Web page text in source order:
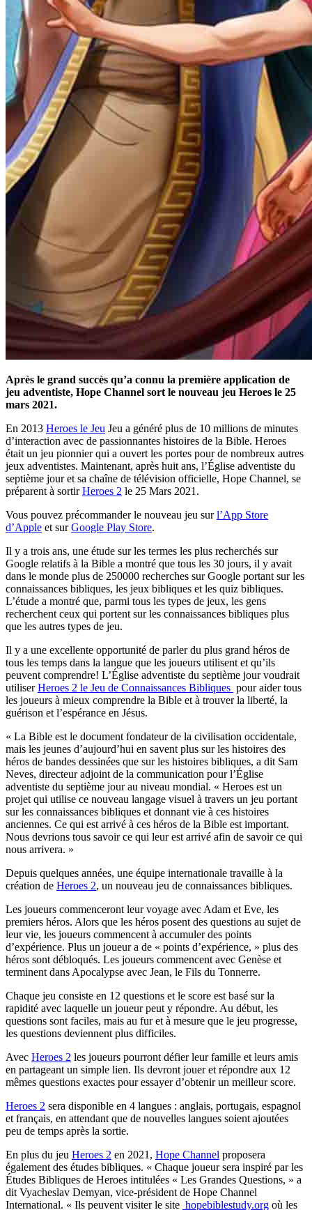
Après le grand succès qu’a connu la première application de
jeu adventiste, Hope Channel sort le nouveau jeu Heroes le 25
mars 2021.
En 2013 Heroes le Jeu Jeu a généré plus de 10 millions de minutes
d’interaction avec de passionnantes histoires de la Bible. Heroes
était un jeu pionnier qui a ouvert les portes pour de nombreux autres
jeux adventistes. Maintenant, après huit ans, l’Église adventiste du
septième jour et sa chaîne de télévision officielle, Hope Channel, se
préparent à sortirHeroes 2 le 25 Mars 2021.
Vous pouvez précommander le nouveau jeu surl’App Store
d’Apple et surGoogle Play Store.
Il y a trois ans, une étude sur les termes les plus recherchés sur
Google relatifs à la Bible a montré que tous les 30 jours, il y avait
dans le monde plus de 250000 recherches sur Google portant sur les
connaissances bibliques, les jeux bibliques et les quiz bibliques.
L’étude a montré que, parmi tous les types de jeux, les gens
recherchent ceux qui portent sur les connaissances bibliques plus
que les autres types de jeu.
Il y a une excellente opportunité de parler du plus grand héros de
tous les temps dans la langue que les joueurs utilisent et qu’ils
peuvent comprendre! L’Église adventiste du septième jour voudrait
utiliserHeroes 2 le Jeu de Connaissances Bibliques pour aider tous
les joueurs à mieux comprendre la Bible et à trouver la liberté, la
guérison et l’espérance en Jésus.
« La Bible est le document fondateur de la civilisation occidentale,
mais les jeunes d’aujourd’hui en savent plus sur les histoires des
héros de bandes dessinées que sur les histoires bibliques, a dit Sam
Neves, directeur adjoint de la communication pour l’Église
adventiste du septième jour au niveau mondial. « Heroes est un
projet qui utilise ce nouveau langage visuel à travers un jeu portant
sur les connaissances bibliques et donnant vie à ces histoires
anciennes. Ce qui est arrivé à ces héros de la Bible est important.
Nous devrions tous savoir ce qui leur est arrivé afin de savoir ce qui
nous arrivera. »
Depuis quelques années, une équipe internationale travaille à la
création de Heroes 2, un nouveau jeu de connaissances bibliques.
Les joueurs commenceront leur voyage avec Adam et Eve, les
premiers héros. Alors que les héros posent des questions au sujet de
leur vie, les joueurs commencent à accumuler des points
d’expérience. Plus un joueur a de « points d’expérience, » plus des
héros sont débloqués. Les joueurs commencent avec Genèse et
terminent dans Apocalypse avec Jean, le Fils du Tonnerre.
Chaque jeu consiste en 12 questions et le score est basé sur la
rapidité avec laquelle un joueur peut y répondre. Au début, les
questions sont faciles, mais au fur et à mesure que le jeu progresse,
les questions deviennent plus difficiles.
Avec Heroes 2 les joueurs pourront défier leur famille et leurs amis
en partageant un simple lien. Ils devront jouer et répondre aux 12
mêmes questions exactes pour essayer d’obtenir un meilleur score.
Heroes 2 sera disponible en 4 langues : anglais, portugais, espagnol
et français, en attendant que de nouvelles langues soient ajoutées
peu de temps après la sortie.
En plus du jeu Heroes 2 en 2021, Hope Channel proposera
également des études bibliques. « Chaque joueur sera inspiré par les
Études Bibliques de Heroes intitulées « Les Grandes Questions, » a
dit Vyacheslav Demyan, vice-président de Hope Channel
International. « Ils peuvent visiter le site hopebiblestudy.org où les